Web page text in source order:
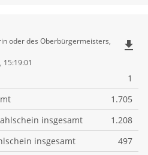
oder des Oberbürgermeisters,
15:19:01
file_download
1
1.705
insgesamt
1.208
insgesamt
497